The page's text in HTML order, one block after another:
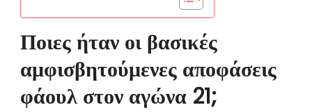
Ποιες ήταν οι βασικές
αμφισβητούμενες αποφάσεις
φάουλ στον αγώνα 21;